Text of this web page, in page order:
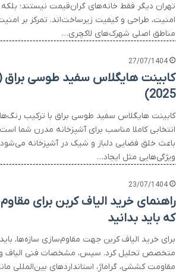
تهران دیگر فقط خانه‌های گران‌قیمت نیستند؛
امنیت، طراحی و کیفیت زیرساخت‌اند. تمرکز بر
مناطق اصلی شهرک‌های لاکچری…
27/07/1404
کابینت هایگلاس سفید طوسی
2025)
کابینت هایگلاس سفید طوسی براق با ترکیب
انتخابی کاملا مناسب برای آشپزخانه مدرن شما
باعث خلق فضایی دلباز و شیک در آشپزخانه
ویژگی‌هایی مثل ایجاد…
23/07/1404
راهنمای خرید الیاف کربن برای
که باید بدانید
برای خرید الیاف کربن جهت مقاوم‌سازی سازه‌ها، باید
متخصص تحلیل کرد. سپس، مشخصات فنی الیاف و